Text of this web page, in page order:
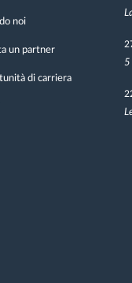
noi
un partner
di carriera
5